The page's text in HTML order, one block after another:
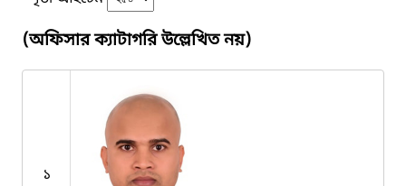
(অফিসার ক্যাটাগরি উল্লেখিত নয়)
১